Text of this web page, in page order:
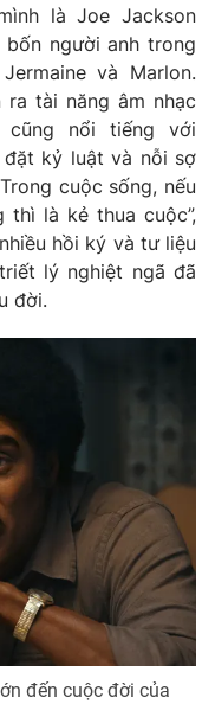
video
thao
Việt
bằng AI
làJoe Jackson
người anh trong
và Marlon.
tài năng âm nhạc
nổi tiếng với
đặt kỷ luật và nỗi sợ
cuộc sống, nếu
thì là kẻ thua cuộc”,
hồi ký và tư liệu
lý nghiệt ngã đã
đời.
đến cuộc đời của